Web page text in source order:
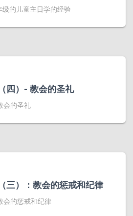
的儿童主日学的经验
四）- 教会的圣礼
会的圣礼
三）：教会的惩戒和纪律
会的惩戒和纪律